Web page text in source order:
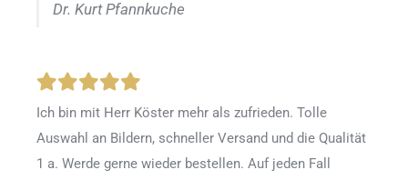
Dr. Kurt Pfannkuche
Ich bin mit Herr Köster mehr als zufrieden. Tolle
Auswahl an Bildern, schneller Versand und die Qualität
1 a. Werde gerne wieder bestellen. Auf jeden Fall